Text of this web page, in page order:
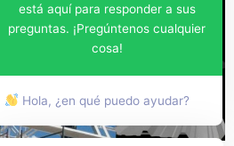
está aquí para responder a sus
preguntas. ¡Pregúntenos cualquier
cosa!
Hola, ¿en qué puedo ayudar?